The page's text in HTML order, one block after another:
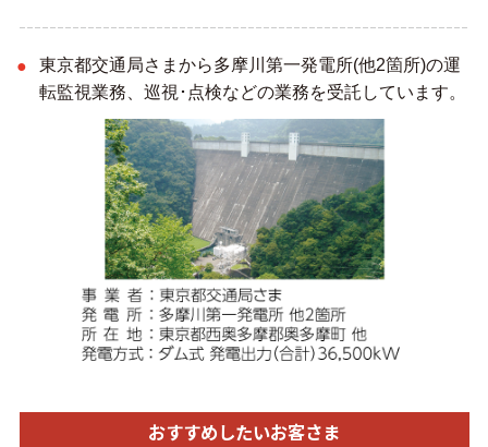
東京都交通局さまから多摩川第一発電所(他2箇所)の運
転監視業務、 巡視･点検などの業務を受託しています。
おすすめしたいお客さま